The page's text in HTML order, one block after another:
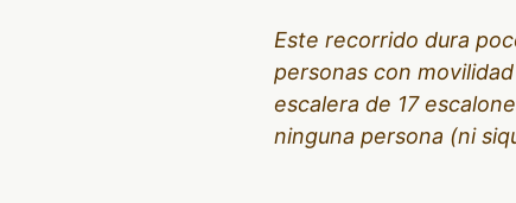
Este recorrido dura
personas con
escalera de 17
ninguna persona (ni